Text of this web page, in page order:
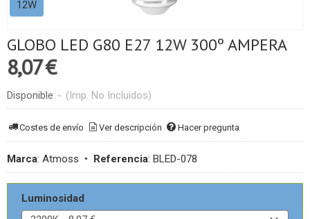
12W
GLOBO LED G80 E27 12W 300º AMPERA
8,07 €
Disponible - (Imp. No Incluidos)
Costes de envío Ver descripción Hacer pregunta
Marca: Atmoss • Referencia: BLED-078
Luminosidad